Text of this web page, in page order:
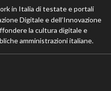
in Italia di testate e portali
Digitale e dell’Innovazione
la cultura digitale e
amministrazioni italiane.